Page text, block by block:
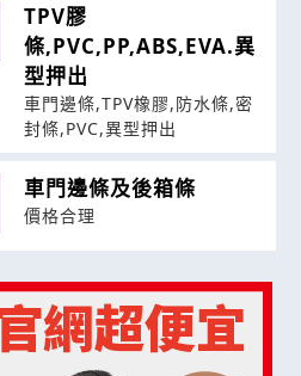
TPV膠
條,PVC,PP,ABS,EVA.異
型押出
車門邊條,TPV橡膠,防水條,密
封條,PVC,異型押出
車門邊條及後箱條
價格合理